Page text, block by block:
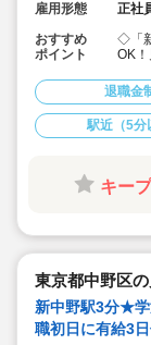
雇用形態
正社
おすすめ
ポイント
◇「
OK
ど、
◇月
ます♪
◇昇
◇プ
◇祝
人で
◇ラ
◇こ
境を
退職金
駅近（5分
キー
東京都中野区
新中野駅3分★
職初日に有給3